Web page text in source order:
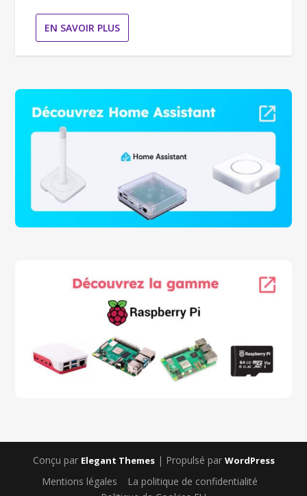
EN SAVOIR PLUS
Conçu par Elegant Themes| Propulsé par WordPress
Mentions légales
La politique de confidentialité